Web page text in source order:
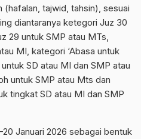
(hafalan, tajwid, tahsin), sesuai
diantaranya ketegori Juz 30
29 untuk SMP atau MTs,
MI, kategori ‘Abasa untuk
SD atau MI dan SMP atau
untuk SMP atau Mts dan
tingkat SD atau MI dan SMP
20 Januari 2026 sebagai bentuk